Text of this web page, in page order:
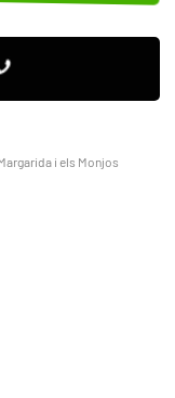
i els Monjos